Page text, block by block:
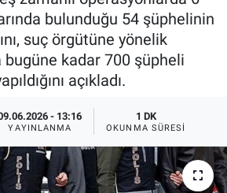
bulunduğu 54 şüphelinin
suç örgütüne yönelik
kadar 700 şüpheli
açıkladı.
- 13:16
YAYINLANMA
1 DK
OKUNMA SÜRESI